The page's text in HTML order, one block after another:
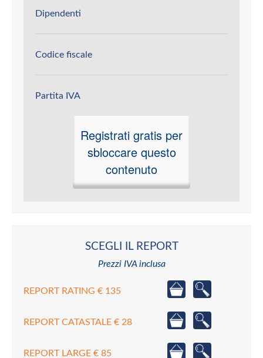
Dipendenti
Codice fiscale
Partita IVA
Registrati gratis per
sbloccare questo
contenuto
SCEGLI IL REPORT
Prezzi IVA inclusa
REPORT RATING € 135
REPORT CATASTALE € 28
REPORT LARGE € 85